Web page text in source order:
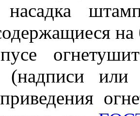
на
(надписи